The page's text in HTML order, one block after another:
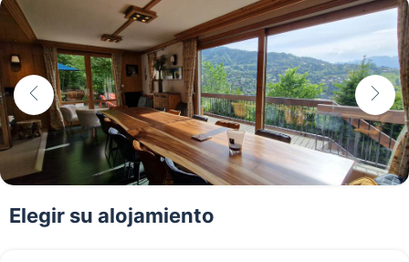
Elegir su alojamiento